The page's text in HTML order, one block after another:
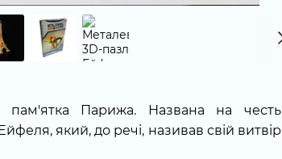
Парижа. Названа на честь
який, до речі, називав свій витвір